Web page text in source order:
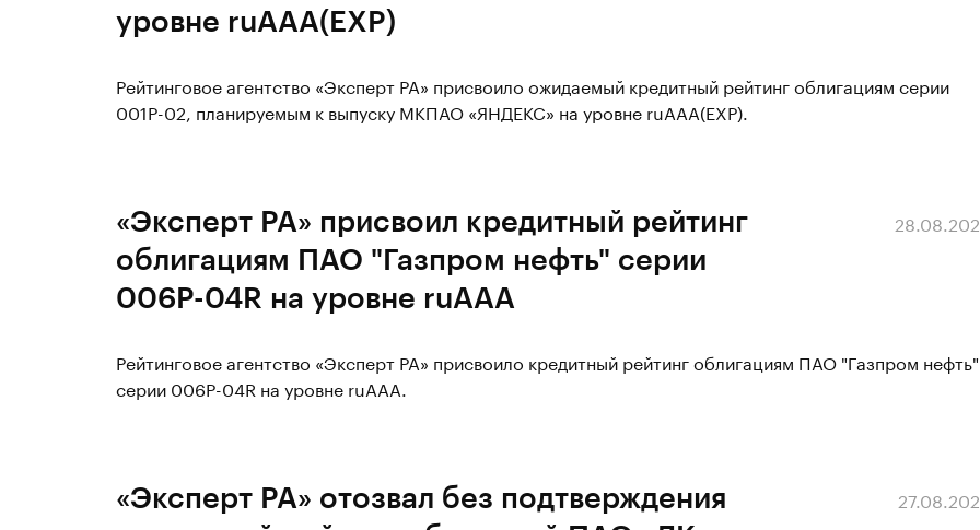
уровне ruAAA(EXP)
Рейтинговое агентство «Эксперт РА» присвоило ожидаемый кредитный рейтинг облигациям серии
001Р-02, планируемым к выпуску МКПАО «ЯНДЕКС» на уровне ruAAA(EXP).
«Эксперт РА» присвоил кредитный рейтинг
облигациям ПАО "Газпром нефть" серии
006Р-04R на уровне ruAAA
Рейтинговое агентство «Эксперт РА» присвоило кредитный рейтинг облигациям ПАО "Газпром нефть"
серии 006Р-04R на уровне ruAAA.
«Эксперт РА» отозвал без подтверждения